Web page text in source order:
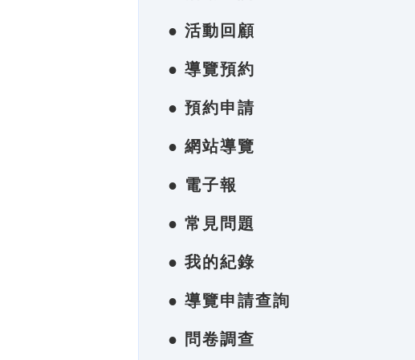
● 活動回顧
● 導覽預約
● 預約申請
● 網站導覽
● 電子報
● 常見問題
● 我的紀錄
● 導覽申請查詢
● 問卷調查